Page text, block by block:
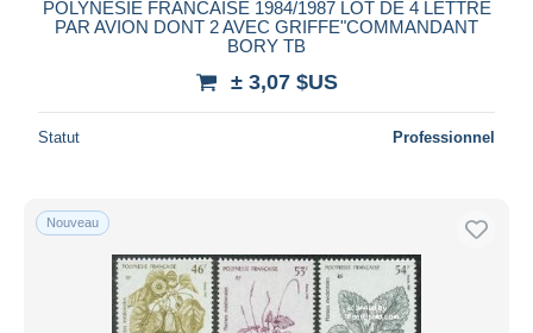
POLYNESIE FRANCAISE 1984/1987 LOT DE 4 LETTRE
PAR AVION DONT 2 AVEC GRIFFE"COMMANDANT
BORY TB
± 3,07 $US
Statut Professionnel
Nouveau